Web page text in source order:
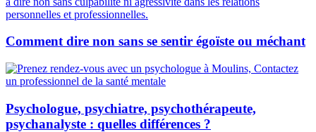
Comment dire non sans se sentir égoïste ou méchant
Psychologue, psychiatre, psychothérapeute,
psychanalyste : quelles différences ?